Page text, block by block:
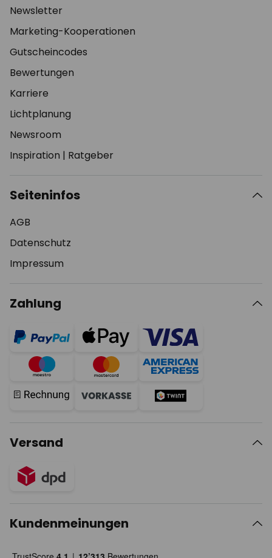
Newsletter
Marketing-Kooperationen
Gutscheincodes
Bewertungen
Karriere
Lichtplanung
Newsroom
Inspiration | Ratgeber
Seiteninfos
AGB
Datenschutz
Impressum
Zahlung
Versand
Kundenmeinungen